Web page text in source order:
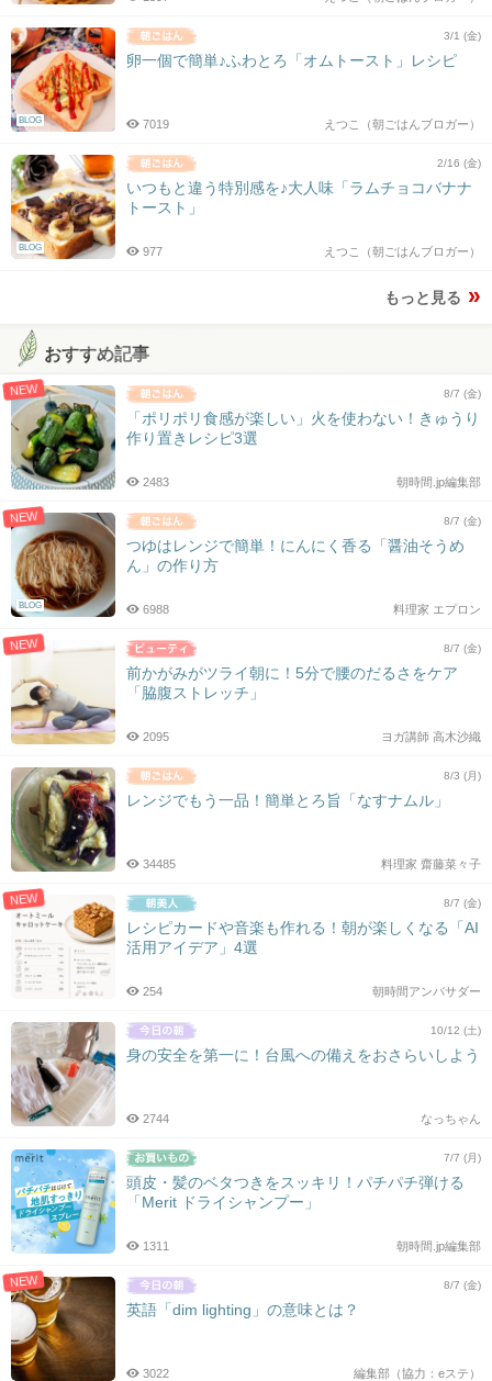
BLOG
3/1 (金)
卵一個で簡単♪ふわとろ「オムトースト」レシピ
えつこ（朝ごはんブロガー）
7019
BLOG
2/16 (金)
いつもと違う特別感を♪大人味「ラムチョコバナナ
トースト」
えつこ（朝ごはんブロガー）
977
もっと見る
おすすめ記事
NEW 8/7 (金)
「ポリポリ食感が楽しい」火を使わない！きゅうり
作り置きレシピ3選
朝時間.jp編集部
2483
NEW
BLOG
8/7 (金)
つゆはレンジで簡単！にんにく香る「醤油そうめ
ん」の作り方
料理家 エプロン
6988
NEW 8/7 (金)
前かがみがツライ朝に！5分で腰のだるさをケア
「脇腹ストレッチ」
ヨガ講師 高木沙織
2095
8/3 (月)
レンジでもう一品！簡単とろ旨「なすナムル」
料理家 齋藤菜々子
34485
NEW 8/7 (金)
レシピカードや音楽も作れる！朝が楽しくなる「AI
活用アイデア」4選
朝時間アンバサダー
254
10/12 (土)
身の安全を第一に！台風への備えをおさらいしよう
なっちゃん
2744
7/7 (月)
頭皮・髪のベタつきをスッキリ！パチパチ弾ける
「Merit ドライシャンプー」
朝時間.jp編集部
1311
NEW 8/7 (金)
英語「dim lighting」の意味とは？
編集部（協力：eステ）
3022